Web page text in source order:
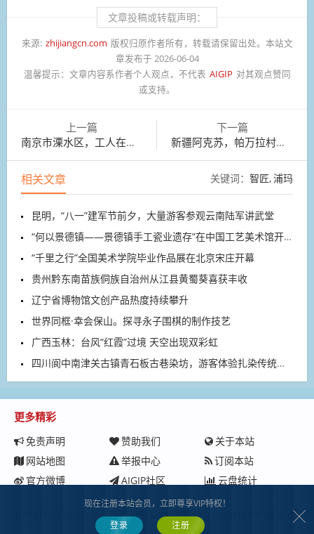
文章投稿或转载声明：
来源: zhijiangcn.com 版权归原作者所有，转载请保留出处。本站文
章发布于 2026-06-04
温馨提示： 文章内容系作者个人观点，不代表 AIGIP 对其观点赞同
或支持。
上一篇
南京市溧水区，工人在采摘新品太空西瓜
下一篇
新疆阿克苏，帕万拉村花卉基地，花农正在采收万寿菊
相关文章 关键词： 智匠 浦玛
昆明，“八一”建军节前夕，大量游客参观云南陆军讲武堂
“何以景德镇——景德镇手工瓷业遗存”在中国工艺美术馆开展
“千里之行”全国美术学院毕业作品展在北京宋庄开幕
贵州黔东南苗族侗族自治州从江县黄蜀葵喜获丰收
辽宁省博物馆文创产品热度持续攀升
世界同框·幸会保山。探寻永子围棋的制作技艺
广西玉林：台风“红霞”过境 天空出现双彩虹
四川阆中南津关古镇青石板古巷染坊，游客体验扎染传统手工
更多精彩
免责声明 赞助我们
关于本站
网站地图
举报中心
订阅本站
官方微博
AIGIP社区 云盘统计
2022-2027 AIGIP社区 版权所有.
沪
ICP备2023008229号-1
现在注册本站会员，立即尊享VIP特权！
登录
注册